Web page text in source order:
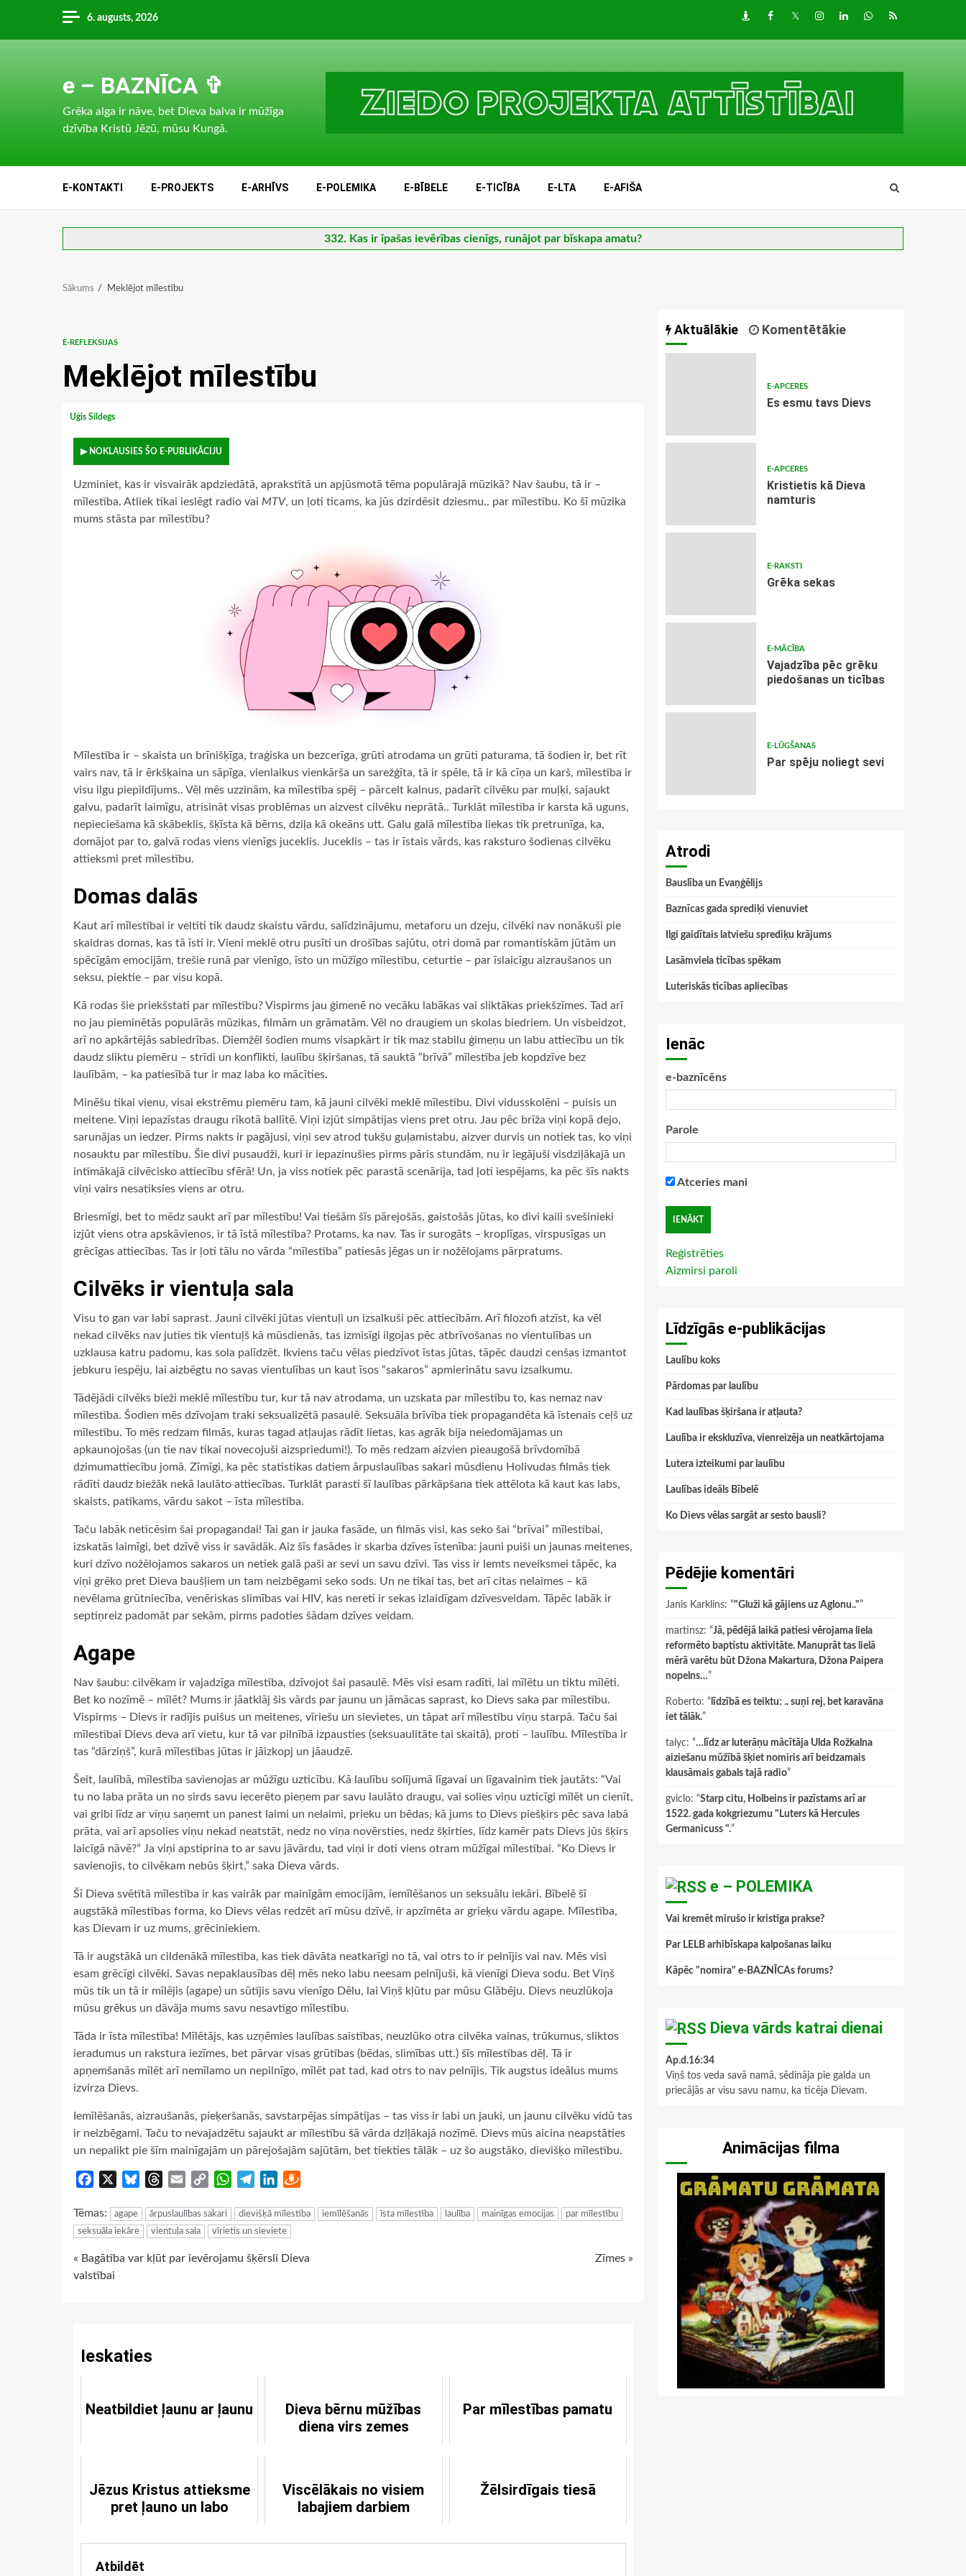
content
6. augusts, 2026 DraugiemFacebook
TwitterInstagram
LinkedInwhatsapp
RSS
e – BAZNĪCA ✞
Grēka alga ir nāve, bet Dieva balva ir mūžīga
dzīvība Kristū Jēzū, mūsu Kungā.
E-KONTAKTI E-PROJEKTS E-ARHĪVS E-POLEMIKA E-BĪBELE E-TICĪBA E-LTA E-AFIŠA
332. Kas ir īpašas ievērības cienīgs, runājot par bīskapa amatu?
Sākums Meklējot mīlestību
E-REFLEKSIJAS
Meklējot mīlestību
Uģis Sildegs
▶ NOKLAUSIES ŠO E-PUBLIKĀCIJU
Uzminiet, kas ir visvairāk apdziedātā, aprakstītā un apjūsmotā tēma populārajā mūzikā? Nav šaubu, tā ir –
mīlestība. Atliek tikai ieslēgt radio vai MTV, un ļoti ticams, ka jūs dzirdēsit dziesmu.. par mīlestību. Ko šī mūzika
mums stāsta par mīlestību?
Mīlestība ir – skaista un brīnišķīga, traģiska un bezcerīga, grūti atrodama un grūti paturama, tā šodien ir, bet rīt
vairs nav, tā ir ērkšķaina un sāpīga, vienlaikus vienkārša un sarežģīta, tā ir spēle, tā ir kā cīņa un karš, mīlestība ir
visu ilgu piepildījums.. Vēl mēs uzzinām, ka mīlestība spēj – pārcelt kalnus, padarīt cilvēku par muļķi, sajaukt
galvu, padarīt laimīgu, atrisināt visas problēmas un aizvest cilvēku neprātā.. Turklāt mīlestība ir karsta kā uguns,
nepieciešama kā skābeklis, šķīsta kā bērns, dziļa kā okeāns utt. Galu galā mīlestība liekas tik pretrunīga, ka,
domājot par to, galvā rodas viens vienīgs juceklis. Juceklis – tas ir īstais vārds, kas raksturo šodienas cilvēku
attieksmi pret mīlestību.
Domas dalās
Kaut arī mīlestībai ir veltīti tik daudz skaistu vārdu, salīdzinājumu, metaforu un dzeju, cilvēki nav nonākuši pie
skaidras domas, kas tā īsti ir. Vieni meklē otru pusīti un drošības sajūtu, otri domā par romantiskām jūtām un
spēcīgām emocijām, trešie runā par vienīgo, īsto un mūžīgo mīlestību, ceturtie – par īslaicīgu aizraušanos un
seksu, piektie – par visu kopā.
Kā rodas šie priekšstati par mīlestību? Vispirms jau ģimenē no vecāku labākas vai sliktākas priekšzīmes. Tad arī
no jau pieminētās populārās mūzikas, filmām un grāmatām. Vēl no draugiem un skolas biedriem. Un visbeidzot,
arī no apkārtējās sabiedrības. Diemžēl šodien mums visapkārt ir tik maz stabilu ģimeņu un labu attiecību un tik
daudz sliktu piemēru – strīdi un konflikti, laulību šķiršanas, tā sauktā “brīvā” mīlestība jeb kopdzīve bez
laulībām, – ka patiesībā tur ir maz laba ko mācīties.
Minēšu tikai vienu, visai ekstrēmu piemēru tam, kā jauni cilvēki meklē mīlestību. Divi vidusskolēni – puisis un
meitene. Viņi iepazīstas draugu rīkotā ballītē. Viņi izjūt simpātijas viens pret otru. Jau pēc brīža viņi kopā dejo,
sarunājas un iedzer. Pirms nakts ir pagājusi, viņi sev atrod tukšu guļamistabu, aizver durvis un notiek tas, ko viņi
nosauktu par mīlestību. Šie divi pusaudži, kuri ir iepazinušies pirms pāris stundām, nu ir iegājuši visdziļākajā un
intīmākajā cilvēcisko attiecību sfērā! Un, ja viss notiek pēc parastā scenārija, tad ļoti iespējams, ka pēc šīs nakts
viņi vairs nesatiksies viens ar otru.
Briesmīgi, bet to mēdz saukt arī par mīlestību! Vai tiešām šīs pārejošās, gaistošās jūtas, ko divi kaili svešinieki
izjūt viens otra apskāvienos, ir tā īstā mīlestība? Protams, ka nav. Tas ir surogāts – kroplīgas, virspusīgas un
grēcīgas attiecības. Tas ir ļoti tālu no vārda “mīlestība” patiesās jēgas un ir nožēlojams pārpratums.
Cilvēks ir vientuļa sala
Visu to gan var labi saprast. Jauni cilvēki jūtas vientuļi un izsalkuši pēc attiecībām. Arī filozofi atzīst, ka vēl
nekad cilvēks nav juties tik vientuļš kā mūsdienās, tas izmisīgi ilgojas pēc atbrīvošanas no vientulības un
uzklausa katru padomu, kas sola palīdzēt. Ikviens taču vēlas piedzīvot īstas jūtas, tāpēc daudzi cenšas izmantot
jebkuru iespēju, lai aizbēgtu no savas vientulības un kaut īsos “sakaros” apmierinātu savu izsalkumu.
Tādējādi cilvēks bieži meklē mīlestību tur, kur tā nav atrodama, un uzskata par mīlestību to, kas nemaz nav
mīlestība. Šodien mēs dzīvojam traki seksualizētā pasaulē. Seksuāla brīvība tiek propagandēta kā īstenais ceļš uz
mīlestību. To mēs redzam filmās, kuras tagad atļaujas rādīt lietas, kas agrāk bija neiedomājamas un
apkaunojošas (un tie nav tikai novecojuši aizspriedumi!). To mēs redzam aizvien pieaugošā brīvdomībā
dzimumattiecību jomā. Zīmīgi, ka pēc statistikas datiem ārpuslaulības sakari mūsdienu Holivudas filmās tiek
rādīti daudz biežāk nekā laulāto attiecības. Turklāt parasti šī laulības pārkāpšana tiek attēlota kā kaut kas labs,
skaists, patīkams, vārdu sakot – īsta mīlestība.
Taču labāk neticēsim šai propagandai! Tai gan ir jauka fasāde, un filmās visi, kas seko šai “brīvai” mīlestībai,
izskatās laimīgi, bet dzīvē viss ir savādāk. Aiz šīs fasādes ir skarba dzīves īstenība: jauni puiši un jaunas meitenes,
kuri dzīvo nožēlojamos sakaros un netiek galā paši ar sevi un savu dzīvi. Tas viss ir lemts neveiksmei tāpēc, ka
viņi grēko pret Dieva baušļiem un tam neizbēgami seko sods. Un ne tikai tas, bet arī citas nelaimes – kā
nevēlama grūtniecība, venēriskas slimības vai HIV, kas nereti ir sekas izlaidīgam dzīvesveidam. Tāpēc labāk ir
septiņreiz padomāt par sekām, pirms padoties šādam dzīves veidam.
Agape
Nav šaubu: cilvēkam ir vajadzīga mīlestība, dzīvojot šai pasaulē. Mēs visi esam radīti, lai mīlētu un tiktu mīlēti.
Bet ko nozīmē – mīlēt? Mums ir jāatklāj šis vārds par jaunu un jāmācas saprast, ko Dievs saka par mīlestību.
Vispirms – Dievs ir radījis puišus un meitenes, vīriešu un sievietes, un tāpat arī mīlestību viņu starpā. Taču šai
mīlestībai Dievs deva arī vietu, kur tā var pilnībā izpausties (seksuaulitāte tai skaitā), proti – laulību. Mīlestība ir
tas “dārziņš”, kurā mīlestības jūtas ir jāizkopj un jāaudzē.
Šeit, laulībā, mīlestība savienojas ar mūžīgu uzticību. Kā laulību solījumā līgavai un līgavainim tiek jautāts: “Vai
tu no laba prāta un no sirds savu iecerēto pieņem par savu laulāto draugu, vai solies viņu uzticīgi mīlēt un cienīt,
vai gribi līdz ar viņu saņemt un panest laimi un nelaimi, prieku un bēdas, kā jums to Dievs piešķirs pēc sava labā
prāta, vai arī apsolies viņu nekad neatstāt, nedz no viņa novērsties, nedz šķirties, līdz kamēr pats Dievs jūs šķirs
laicīgā nāvē?” Ja viņi apstiprina to ar savu jāvārdu, tad viņi ir doti viens otram mūžīgai mīlestībai. “Ko Dievs ir
savienojis, to cilvēkam nebūs šķirt,” saka Dieva vārds.
Šī Dieva svētītā mīlestība ir kas vairāk par mainīgām emocijām, iemīlēšanos un seksuālu iekāri. Bībelē šī
augstākā mīlestības forma, ko Dievs vēlas redzēt arī mūsu dzīvē, ir apzīmēta ar grieķu vārdu agape. Mīlestība,
kas Dievam ir uz mums, grēciniekiem.
Tā ir augstākā un cildenākā mīlestība, kas tiek dāvāta neatkarīgi no tā, vai otrs to ir pelnījis vai nav. Mēs visi
esam grēcīgi cilvēki. Savas nepaklausības dēļ mēs neko labu neesam pelnījuši, kā vienīgi Dieva sodu. Bet Viņš
mūs tik un tā ir mīlējis (agape) un sūtījis savu vienīgo Dēlu, lai Viņš kļūtu par mūsu Glābēju. Dievs neuzlūkoja
mūsu grēkus un dāvāja mums savu nesavtīgo mīlestību.
Tāda ir īsta mīlestība! Mīlētājs, kas uzņēmies laulības saistības, neuzlūko otra cilvēka vainas, trūkumus, sliktos
ieradumus un rakstura iezīmes, bet pārvar visas grūtības (bēdas, slimības utt.) šīs mīlestības dēļ. Tā ir
apņemšanās mīlēt arī nemīlamo un nepilnīgo, mīlēt pat tad, kad otrs to nav pelnījis. Tik augstus ideālus mums
izvirza Dievs.
Iemīlēšanās, aizraušanās, pieķeršanās, savstarpējas simpātijas – tas viss ir labi un jauki, un jaunu cilvēku vidū tas
ir neizbēgami. Taču to nevajadzētu sajaukt ar mīlestību šā vārda dziļākajā nozīmē. Dievs mūs aicina neapstāties
un nepalikt pie šīm mainīgajām un pārejošajām sajūtām, bet tiekties tālāk – uz šo augstāko, dievišķo mīlestību.
Facebook BlueskyThreads
Email
Copy
WhatsApp
TelegramLinkedIn
Tēmas: agape ārpuslaulības sakari dievišķā mīlestība iemīlēšanās īsta mīlestība laulība mainīgas emocijas
par mīlestību
seksuāla iekāre
vientuļa sala vīrietis un sieviete
Continue
« Bagātība var kļūt par ievērojamu šķērsli Dieva
valstībai
Zīmes »
Ieskaties
Neatbildiet ļaunu ar ļaunu
Dieva bērnu mūžības
diena virs zemes
Par mīlestības pamatu
Jēzus Kristus attieksme
pret ļauno un labo
Viscēlākais no visiem
labajiem darbiem
Žēlsirdīgais tiesā
Atbildēt
Aktuālākie Komentētākie
E-APCERES
Es esmu tavs Dievs
E-APCERES
Kristietis kā Dieva
namturis
E-RAKSTI
Grēka sekas
E-MĀCĪBA
Vajadzība pēc grēku
piedošanas un ticības
E-LŪGŠANAS
Par spēju noliegt sevi
Atrodi
Bauslība un Evaņģēlijs
Baznīcas gada sprediķi vienuviet
Ilgi gaidītais latviešu sprediķu krājums
Lasāmviela ticības spēkam
Luteriskās ticības apliecības
Ienāc
e-baznīcēns
Parole
Atceries mani
Reģistrēties
Aizmirsi paroli
Līdzīgās e-publikācijas
Laulību koks
Pārdomas par laulību
Kad laulības šķiršana ir atļauta?
Laulība ir ekskluzīva, vienreizēja un neatkārtojama
Lutera izteikumi par laulību
Laulības ideāls Bībelē
Ko Dievs vēlas sargāt ar sesto bausli?
Pēdējie komentāri
Janis Karklins: “"Gluži kā gājiens uz Aglonu.."”
martinsz: “Jā, pēdējā laikā patiesi vērojama liela
reformēto baptistu aktivitāte. Manuprāt tas lielā
mērā varētu būt Džona Makartura, Džona Paipera
nopelns…”
Roberto: “ līdzībā es teiktu: .. suņi rej, bet karavāna
iet tālāk.”
talyc: “…līdz ar luterāņu mācītāja Ulda Rožkalna
aiziešanu mūžībā šķiet nomiris arī beidzamais
klausāmais gabals tajā radio”
gviclo: “Starp citu, Holbeins ir pazīstams arī ar
1522. gada kokgriezumu "Luters kā Hercules
Germanicuss ".”
e – POLEMIKA
Vai kremēt mirušo ir kristīga prakse?
Par LELB arhibīskapa kalpošanas laiku
Kāpēc "nomira" e-BAZNĪCAs forums?
Dieva vārds katrai dienai
Ap.d.16:34
Viņš tos veda savā namā, sēdināja pie galda un
priecājās ar visu savu namu, ka ticēja Dievam.
Animācijas filma